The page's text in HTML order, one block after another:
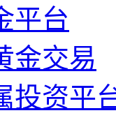
平台
金交易
投资平